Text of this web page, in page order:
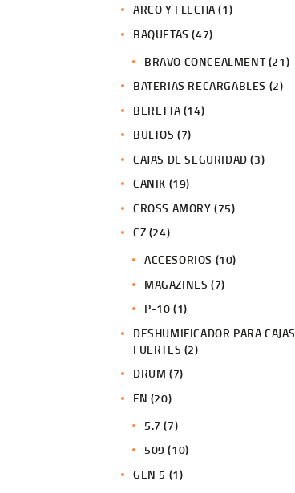
ARCO Y FLECHA (1)
BAQUETAS (47)
BRAVO CONCEALMENT(21)
BATERIAS RECARGABLES (2)
BERETTA (14)
BULTOS (7)
CAJAS DE SEGURIDAD (3)
CANIK (19)
CROSS AMORY (75)
CZ (24)
ACCESORIOS (10)
MAGAZINES (7)
P-10 (1)
DESHUMIFICADOR PARA CAJAS
FUERTES (2)
DRUM (7)
FN (20)
5.7 (7)
509 (10)
GEN 5 (1)